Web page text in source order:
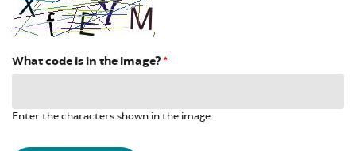
What code is in the image? *
Enter the characters shown in the image.